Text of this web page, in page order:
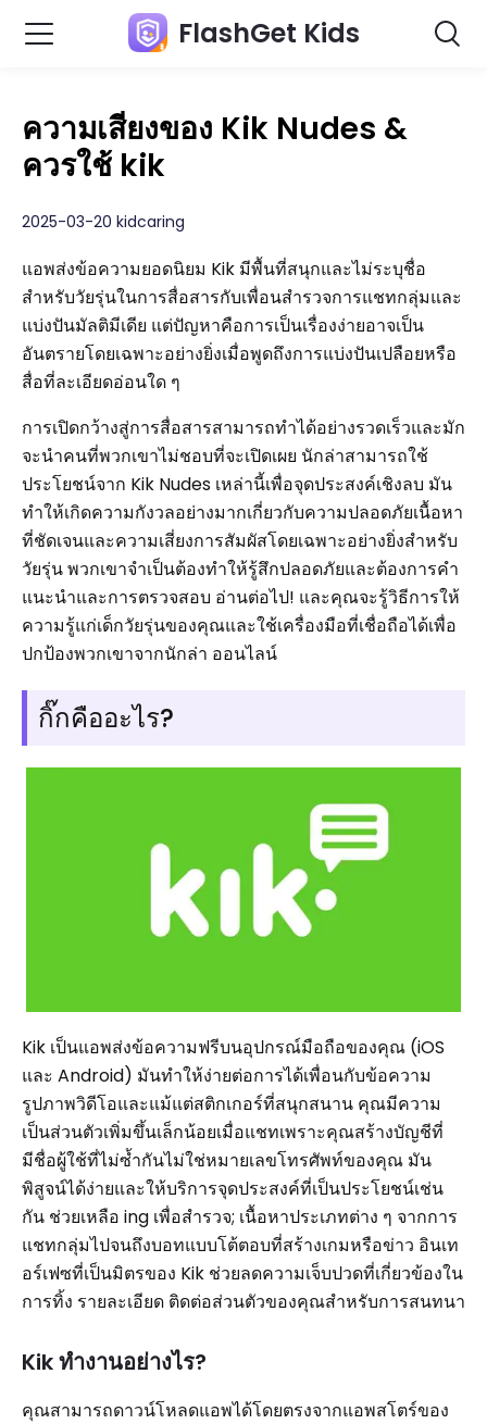
FlashGet Kids
ความเสี่ยงของ Kik Nudes &
ควรใช้ kik
2025-03-20 kidcaring
แอพส่งข้อความยอดนิยม Kik มีพื้นที่สนุกและไม่ระบุชื่อ
สำหรับวัยรุ่นในการสื่อสารกับเพื่อนสำรวจการแชทกลุ่มและ
แบ่งปันมัลติมีเดีย แต่ปัญหาคือการเป็นเรื่องง่ายอาจเป็น
อันตรายโดยเฉพาะอย่างยิ่งเมื่อพูดถึงการแบ่งปันเปลือยหรือ
สื่อที่ละเอียดอ่อนใด ๆ
การเปิดกว้างสู่การสื่อสารสามารถทำได้อย่างรวดเร็วและมัก
จะนำคนที่พวกเขาไม่ชอบที่จะเปิดเผย นักล่าสามารถใช้
ประโยชน์จาก Kik Nudes เหล่านี้เพื่อจุดประสงค์เชิงลบ มัน
ทำให้เกิดความกังวลอย่างมากเกี่ยวกับความปลอดภัยเนื้อหา
ที่ชัดเจนและความเสี่ยงการสัมผัสโดยเฉพาะอย่างยิ่งสำหรับ
วัยรุ่น พวกเขาจำเป็นต้องทำให้รู้สึกปลอดภัยและต้องการคำ
แนะนำและการตรวจสอบ อ่านต่อไป! และคุณจะรู้วิธีการให้
ความรู้แก่เด็กวัยรุ่นของคุณและใช้เครื่องมือที่เชื่อถือได้เพื่อ
ปกป้องพวกเขาจากนักล่า ออนไลน์
กิ๊กคืออะไร?
Kik เป็นแอพส่งข้อความฟรีบนอุปกรณ์มือถือของคุณ (iOS
และ Android) มันทำให้ง่ายต่อการได้เพื่อนกับข้อความ
รูปภาพวิดีโอและแม้แต่สติกเกอร์ที่สนุกสนาน คุณมีความ
เป็นส่วนตัวเพิ่มขึ้นเล็กน้อยเมื่อแชทเพราะคุณสร้างบัญชีที่
มีชื่อผู้ใช้ที่ไม่ซ้ำกันไม่ใช่หมายเลขโทรศัพท์ของคุณ มัน
พิสูจน์ได้ง่ายและให้บริการจุดประสงค์ที่เป็นประโยชน์เช่น
กัน ช่วยเหลือ ing เพื่อสำรวจ; เนื้อหาประเภทต่าง ๆ จากการ
แชทกลุ่มไปจนถึงบอทแบบโต้ตอบที่สร้างเกมหรือข่าว อินเท
อร์เฟซที่เป็นมิตรของ Kik ช่วยลดความเจ็บปวดที่เกี่ยวข้องใน
การทิ้ง รายละเอียด ติดต่อส่วนตัวของคุณสำหรับการสนทนา
Kik ทำงานอย่างไร?
คุณสามารถดาวน์โหลดแอพได้โดยตรงจากแอพสโตร์ของ